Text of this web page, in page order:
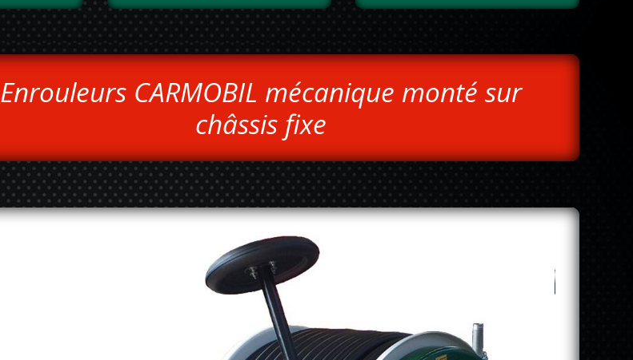
Enrouleurs CARMOBIL mécanique monté sur
châssis fixe